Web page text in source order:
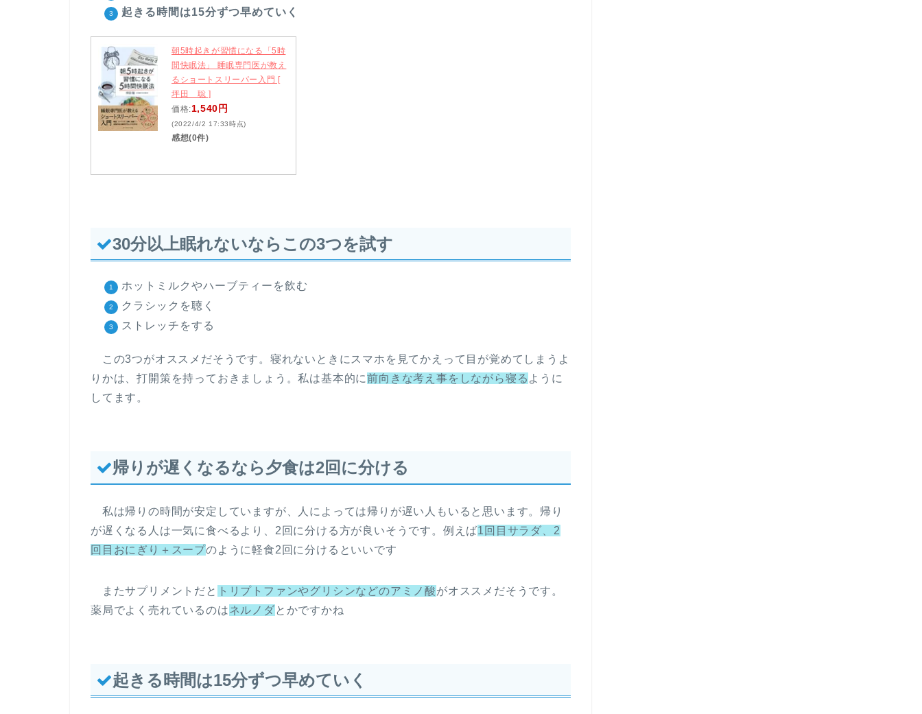
起きる時間は15分ずつ早めていく
朝5時起きが習慣になる「5時
間快眠法」 睡眠専門医が教え
るショートスリーパー入門 [
坪田 聡 ]
価格:1,540円
(2022/4/2 17:33時点)
感想(0件)
30分以上眠れないならこの3つを試す
ホットミルクやハーブティーを飲む
クラシックを聴く
ストレッチをする
この3つがオススメだそうです。寝れないときにスマホを見てかえって目が覚めてしまうよ
りかは、打開策を持っておきましょう。私は基本的に前向きな考え事をしながら寝る ように
してます。
帰りが遅くなるなら夕食は2回に分ける
私は帰りの時間が安定していますが、人によっては帰りが遅い人もいると思います。帰り
が遅くなる人は一気に食べるより、2回に分ける方が良いそうです。例えば1回目サラダ、2
回目おにぎり＋スープのように軽食2回に分けるといいです
またサプリメントだと トリプトファンやグリシンなどのアミノ酸がオススメだそうです。
薬局でよく売れているのはネルノダ とかですかね
起きる時間は15分ずつ早めていく